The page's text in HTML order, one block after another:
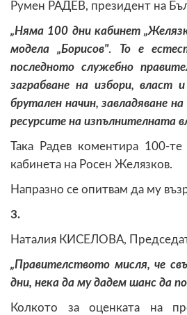
Румен РАДЕВ, президент на
„Няма 100 дни кабинет
модела „Борисов". То е
последното служебно
заграбване на избори, власт
брутален начин, завладяване
ресурсите на изпълнителната
Така Радев коментира 100-
кабинета на Росен Желязков.
Напразно се опитвам да му
3.
Наталия КИСЕЛОВА,
„Правителството мисля, че
дни, нека да му дадем шанс да
Колкото за оценката на